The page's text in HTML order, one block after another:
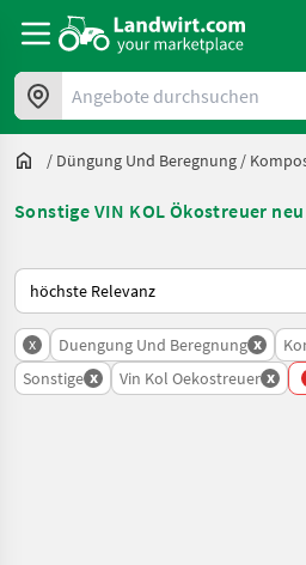
Angebote durchsuchen
/ Düngung Und Beregnung /
Sonstige VIN KOL Ökostreuer
So wird auf Landwirt.com sortiert
x Duengung Und Beregnung x
Sonstige x Vin Kol Oekostreuer x